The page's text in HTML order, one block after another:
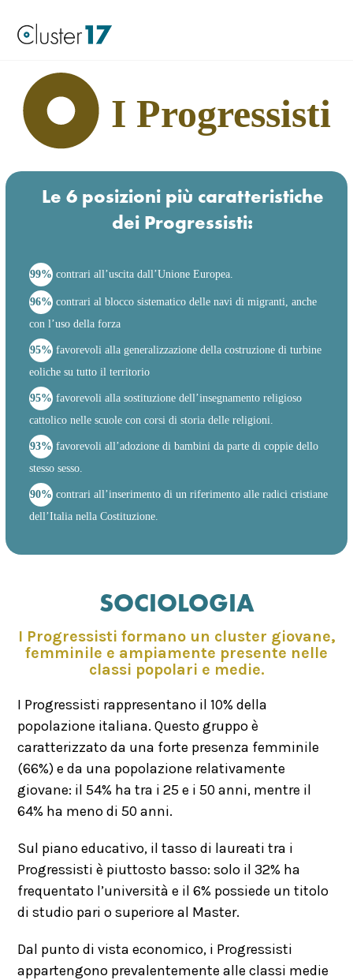
I Progressisti
Le 6 posizioni più caratteristiche
dei Progressisti:
99% contrari all’uscita dall’Unione Europea.
96% contrari al blocco sistematico delle navi di migranti, anche
con l’uso della forza
95% favorevoli alla generalizzazione della costruzione di turbine
eoliche su tutto il territorio
95% favorevoli alla sostituzione dell’insegnamento religioso
cattolico nelle scuole con corsi di storia delle religioni.
93% favorevoli all’adozione di bambini da parte di coppie dello
stesso sesso.
90% contrari all’inserimento di un riferimento alle radici cristiane
dell’Italia nella Costituzione.
SOCIOLOGIA
I Progressisti formano un cluster giovane,
femminile e ampiamente presente nelle
classi popolari e medie.
I Progressisti rappresentano il 10% della
popolazione italiana. Questo gruppo è
caratterizzato da una forte presenza femminile
(66%) e da una popolazione relativamente
giovane: il 54% ha tra i 25 e i 50 anni, mentre il
64% ha meno di 50 anni.
Sul piano educativo, il tasso di laureati tra i
Progressisti è piuttosto basso: solo il 32% ha
frequentato l’università e il 6% possiede un titolo
di studio pari o superiore al Master.
Dal punto di vista economico, i Progressisti
appartengono prevalentemente alle classi medie